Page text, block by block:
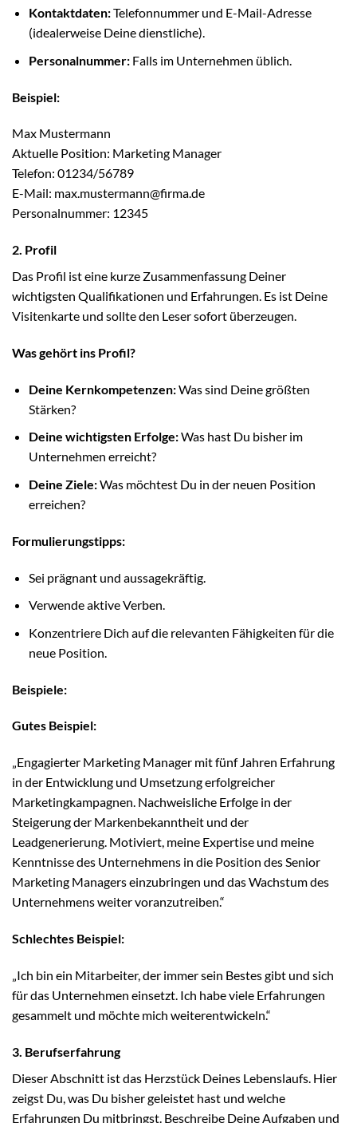
Kontaktdaten:Telefonnummer und E-Mail-Adresse
(idealerweise Deine dienstliche).
Personalnummer:Falls im Unternehmen üblich.
Beispiel:
Max Mustermann
Aktuelle Position: Marketing Manager
Telefon: 01234/56789
E-Mail: max.mustermann@firma.de
Personalnummer: 12345
2. Profil
Das Profil ist eine kurze Zusammenfassung Deiner
wichtigsten Qualifikationen und Erfahrungen. Es ist Deine
Visitenkarte und sollte den Leser sofort überzeugen.
Was gehört ins Profil?
Deine Kernkompetenzen:Was sind Deine größten
Stärken?
Deine wichtigsten Erfolge:Was hast Du bisher im
Unternehmen erreicht?
Deine Ziele:Was möchtest Du in der neuen Position
erreichen?
Formulierungstipps:
Sei prägnant und aussagekräftig.
Verwende aktive Verben.
Konzentriere Dich auf die relevanten Fähigkeiten für die
neue Position.
Beispiele:
Gutes Beispiel:
„Engagierter Marketing Manager mit fünf Jahren Erfahrung
in der Entwicklung und Umsetzung erfolgreicher
Marketingkampagnen. Nachweisliche Erfolge in der
Steigerung der Markenbekanntheit und der
Leadgenerierung. Motiviert, meine Expertise und meine
Kenntnisse des Unternehmens in die Position des Senior
Marketing Managers einzubringen und das Wachstum des
Unternehmens weiter voranzutreiben.“
Schlechtes Beispiel:
„Ich bin ein Mitarbeiter, der immer sein Bestes gibt und sich
für das Unternehmen einsetzt. Ich habe viele Erfahrungen
gesammelt und möchte mich weiterentwickeln.“
3. Berufserfahrung
Dieser Abschnitt ist das Herzstück Deines Lebenslaufs. Hier
zeigst Du, was Du bisher geleistet hast und welche
Erfahrungen Du mitbringst. Beschreibe Deine Aufgaben und